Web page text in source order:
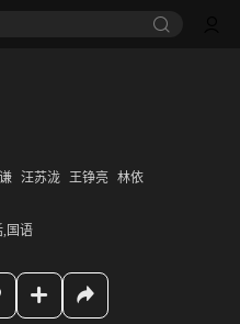
汪苏泷 王铮亮 林依
,国语